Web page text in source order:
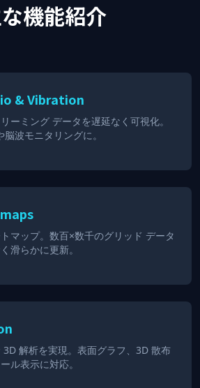
機能紹介
& Vibration
ーミング データを遅延なく可視化。
波モニタリングに。
マップ。数百×数千のグリッド データ
滑らかに更新。
解析を実現。表面グラフ、3D 散布
ル表示に対応。